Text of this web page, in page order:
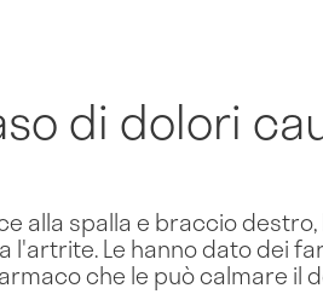
di dolori
alla spalla e braccio
l'artrite. Le hanno dato dei
che le può calmare il